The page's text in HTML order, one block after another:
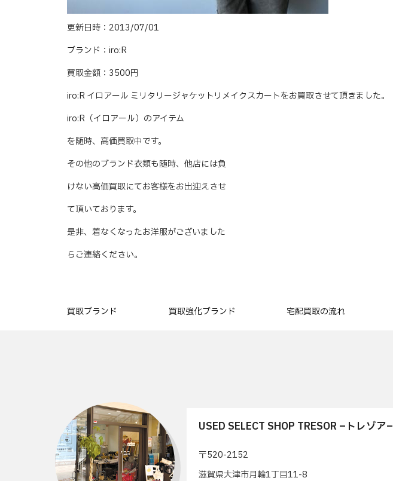
更新日時：2013/07/01
ブランド：iro:R
買取金額：3500円
iro:R イロアール ミリタリージャケットリメイクスカートをお買取させて頂きました。
iro:R（イロアール）のアイテム
を随時、高価買取中です。
その他のブランド衣類も随時、他店には負
けない高価買取にてお客様をお出迎えさせ
て頂いております。
是非、着なくなったお洋服がございました
らご連絡ください。
買取ブランド 買取強化ブランド 宅配買取の流れ
USED SELECT SHOP TRESOR –トレゾア–
〒520-2152
滋賀県大津市月輪1丁目11-8